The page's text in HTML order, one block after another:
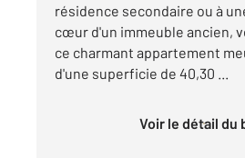
résidence secondaire ou à
cœur d'un immeuble ancien,
ce charmant appartement
d'une superficie de 40,30 ...
Voir le détail du